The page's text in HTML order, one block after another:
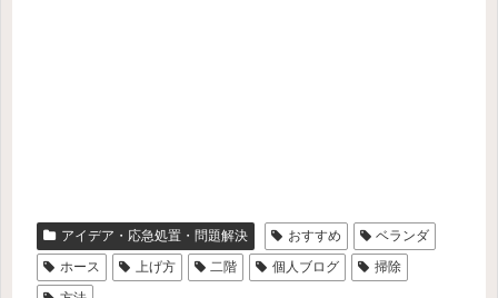
アイデア・応急処置・問題解決 おすすめ
ベランダ
ホース
上げ方 二階 個人ブログ
掃除